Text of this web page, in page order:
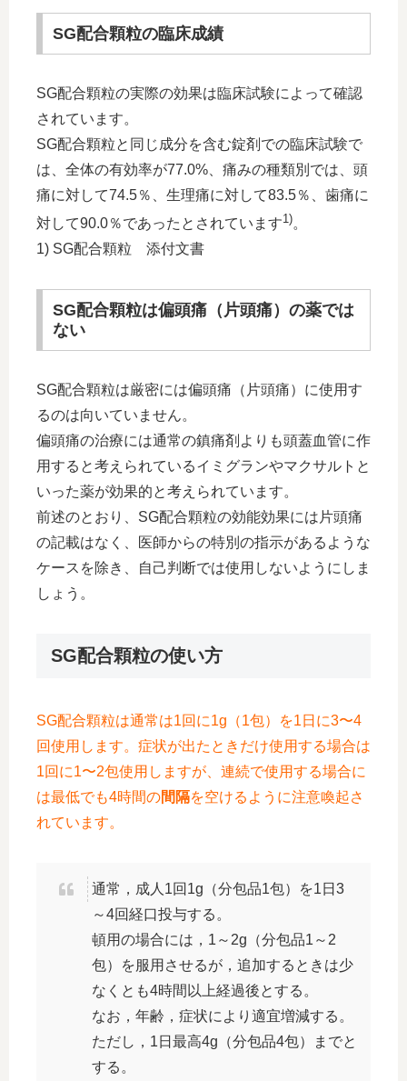
SG配合顆粒の臨床成績
SG配合顆粒の実際の効果は臨床試験によって確認
されています。
SG配合顆粒と同じ成分を含む錠剤での臨床試験で
は、全体の有効率が77.0%、痛みの種類別では、頭
痛に対して74.5％、生理痛に対して83.5％、歯痛に
対して90.0％であったとされています1)。
1) SG配合顆粒 添付文書
SG配合顆粒は偏頭痛（片頭痛）の薬では
ない
SG配合顆粒は厳密には偏頭痛（片頭痛）に使用す
るのは向いていません。
偏頭痛の治療には通常の鎮痛剤よりも頭蓋血管に作
用すると考えられているイミグランやマクサルトと
いった薬が効果的と考えられています。
前述のとおり、SG配合顆粒の効能効果には片頭痛
の記載はなく、医師からの特別の指示があるような
ケースを除き、自己判断では使用しないようにしま
しょう。
SG配合顆粒の使い方
SG配合顆粒は通常は1回に1g（1包）を1日に3〜4
回使用します。症状が出たときだけ使用する場合は
1回に1〜2包使用しますが、連続で使用する場合に
は最低でも4時間の間隔を空けるように注意喚起さ
れています。
通常，成人1回1g（分包品1包）を1日3
～4回経口投与する。
頓用の場合には，1～2g（分包品1～2
包）を服用させるが，追加するときは少
なくとも4時間以上経過後とする。
なお，年齢，症状により適宜増減する。
ただし，1日最高4g（分包品4包）までと
する。